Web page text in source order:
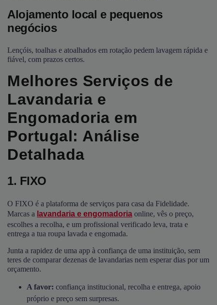
Alojamento local e pequenos
negócios
Lençóis, toalhas e atoalhados em rotação pedem lavagem rápida e
fiável, com prazos certos.
Melhores Serviços de
Lavandaria e
Engomadoria em
Portugal: Análise
Detalhada
1. FIXO
O FIXO é a plataforma de serviços para casa da Fidelidade.
Marcas a lavandaria e engomadoria online, vês o preço,
escolhes a recolha, e um profissional verificado leva, trata e
entrega a tua roupa lavada e engomada.
Junta a rapidez de uma app à confiança de uma instituição, sem
teres de comparar dezenas de lavandarias nem esperar dias por um
orçamento.
A favor: confiança institucional, recolha e entrega, apoio
próprio e preço sem surpresas.